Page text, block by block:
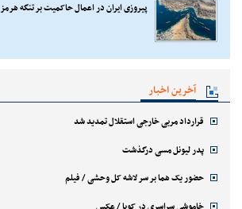
پیروزی ایران در اعمال حاکمیت بر تنگه هرمز
آخرین اخبار
قرارداد مربی خارجی استقلال تمدید شد
پدر لیونل مسی درگذشت
حضور یک هما بر سر لاشه‌ کل وحشی / فیلم